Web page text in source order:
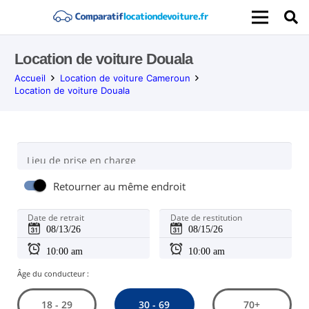
Location de voiture Douala
Accueil
Location de voiture Cameroun
Location de voiture Douala
Lieu de prise en charge
Retourner au même endroit
Date de retrait Date de restitution
Âge du conducteur :
18 - 29 30 - 69 70+